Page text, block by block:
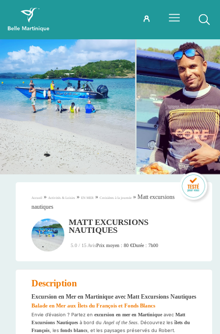
Accueil » Activités & Loisirs » EN MER » Croisières à la journée » Matt excursions
nautiques
MATT EXCURSIONS
NAUTIQUES
5.0 / 15 AvisPrix moyen : 80 €Durée : 7h00
Description
Excursion en Mer en Martinique avec Matt Excursions Nautiques
Balade en Mer aux Îlets du François et Fonds Blancs
Envie d’évasion ? Partez en excursion en mer en Martinique avec Matt
Excursions Nautiques à bord du Angel of the Seas . Découvrez les îlets du
François , les fonds blancs , et les paysages préservés du Robert.